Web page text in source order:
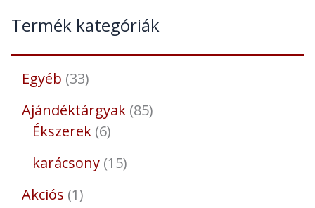
Termék kategóriák
Egyéb 33
Ajándéktárgyak 85
Ékszerek 6
karácsony 15
Akciós 1